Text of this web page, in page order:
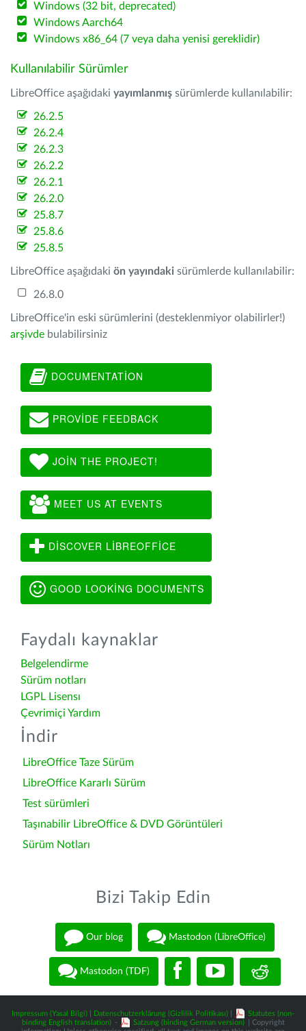
Windows (32 bit, deprecated)
Windows Aarch64
Windows x86_64 (7 veya daha yenisi gereklidir)
Kullanılabilir Sürümler
LibreOffice aşağıdaki yayımlanmış sürümlerde kullanılabilir:
26.2.5
26.2.4
26.2.3
26.2.2
26.2.1
26.2.0
25.8.7
25.8.6
25.8.5
LibreOffice aşağıdaki ön yayındaki sürümlerde kullanılabilir:
26.8.0
LibreOffice'in eski sürümlerini (desteklenmiyor olabilirler!)
arşivde bulabilirsiniz
DOCUMENTATION
PROVIDE FEEDBACK
JOIN THE PROJECT!
MEET US AT EVENTS
DISCOVER LIBREOFFICE
GOOD LOOKING DOCUMENTS
Faydalı kaynaklar
Belgelendirme
Sürüm notları
LGPL Lisensı
Çevrimiçi Yardım
İndir
LibreOffice Taze Sürüm
LibreOffice Kararlı Sürüm
Test sürümleri
Taşınabilir LibreOffice & DVD Görüntüleri
Sürüm Notları
Bizi Takip Edin
Our blog Mastodon (LibreOffice)
Mastodon (TDF)
Impressum (Yasal Bilgi) Datenschutzerklärung (Gizlilik Politikası)
Statutes (non-
binding English translation) - Satzung (binding German version)
| Copyright